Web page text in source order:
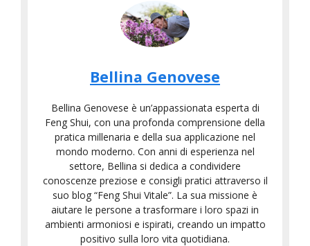
Bellina Genovese
Bellina Genovese è un’appassionata esperta di
Feng Shui, con una profonda comprensione della
pratica millenaria e della sua applicazione nel
mondo moderno. Con anni di esperienza nel
settore, Bellina si dedica a condividere
conoscenze preziose e consigli pratici attraverso il
suo blog “Feng Shui Vitale”. La sua missione è
aiutare le persone a trasformare i loro spazi in
ambienti armoniosi e ispirati, creando un impatto
positivo sulla loro vita quotidiana.